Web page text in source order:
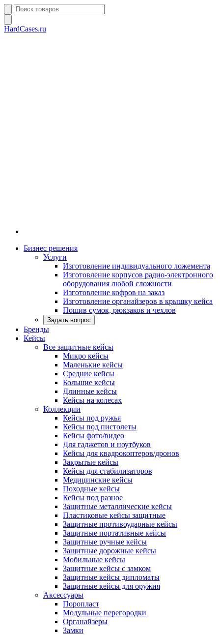
HardCases.ru
Бизнес решения
Услуги
Изготовление индивидуального ложемента
Изготовление корпусов радио-электронного
оборудования любой сложности
Изготовление кофров на заказ
Изготовление органайзеров в крышку кейса
Пошив сумок, рюкзаков и чехлов
Задать вопрос
Бренды
Кейсы
Все защитные кейсы
Микро кейсы
Маленькие кейсы
Средние кейсы
Большие кейсы
Длинные кейсы
Кейсы на колесах
Коллекции
Кейсы под ружья
Кейсы под пистолеты
Кейсы фото/видео
Для гаджетов и ноутбуков
Кейсы для квадрокоптеров/дронов
Закрытые кейсы
Кейсы для стабилизаторов
Медицинские кейсы
Походные кейсы
Кейсы под разное
Защитные металлические кейсы
Пластиковые кейсы защитные
Защитные противоударные кейсы
Защитные портативные кейсы
Защитные ручные кейсы
Защитные дорожные кейсы
Мобильные кейсы
Защитные кейсы с замком
Защитные кейсы дипломаты
Защитные кейсы для оружия
Аксессуары
Поропласт
Модульные перегородки
Органайзеры
Замки